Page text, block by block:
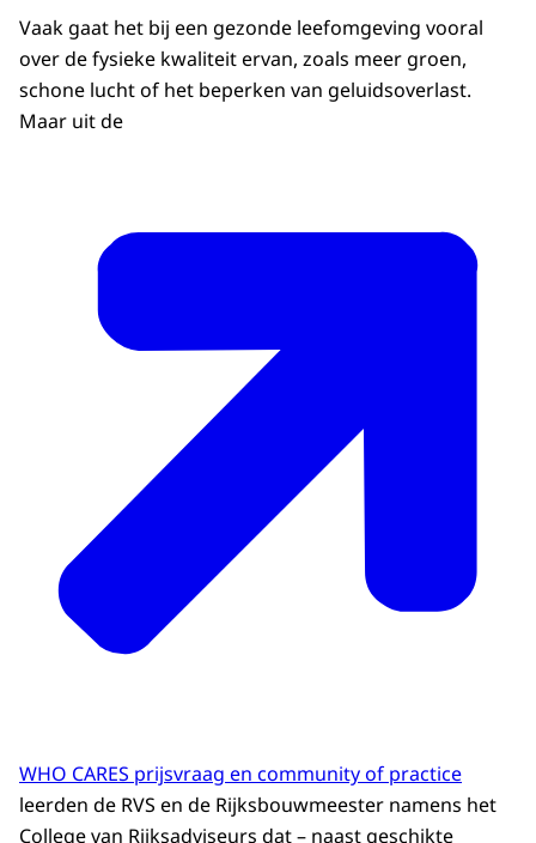
Vaak gaat het bij een gezonde leefomgeving vooral
over de fysieke kwaliteit ervan, zoals meer groen,
schone lucht of het beperken van geluidsoverlast.
Maar uit de
WHO CARES prijsvraag en community of practice
leerden de RVS en de Rijksbouwmeester namens het
College van Rijksadviseurs dat – naast geschikte